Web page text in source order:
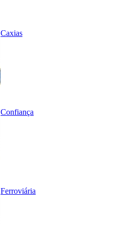
Caxias
Confiança
Ferroviária